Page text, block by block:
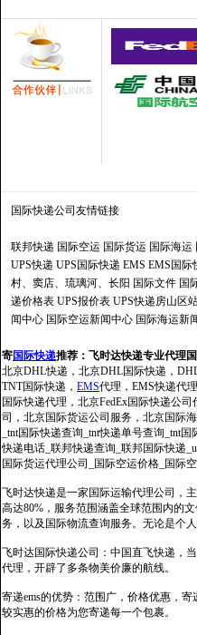
国际快递公司 友情链接
联邦快递 国际空运 国际货运 国际海运
UPS快递 UPS国际快递 EMS EMS国际
村、窦店、琉璃河、长阳 国际文件 国
递价格表 UPS报价表 UPS快递房山区
闻中心 国际空运新闻中心 国际海运新
寄国际快递推荐： 飞时达快递专业代理
北京DHL快递，北京DHL国际快递，
TNT国际快递， EMS代理，EMS快递代
国际快递代理，北京FedEx国际快递公
司，北京国际货运公司服务，北京国际
_tnt国际快递查询_tnt快递单号查询_tnt
快递电话_联邦快递查询_联邦国际快递
国际货运代理公司_国际空运价格_国际
飞时达快递是一家国际运输代理公司，
高达80%，服务范围涵盖全球范围内的
务，以及国际物流查询服务。无论是个
飞时达国际快递公司：中国直飞快递，
代理，开辟了多条物美价廉的航线。
寄递ems的优势：范围广，价格优惠，
较实惠的价格为您寄递每一个包裹。